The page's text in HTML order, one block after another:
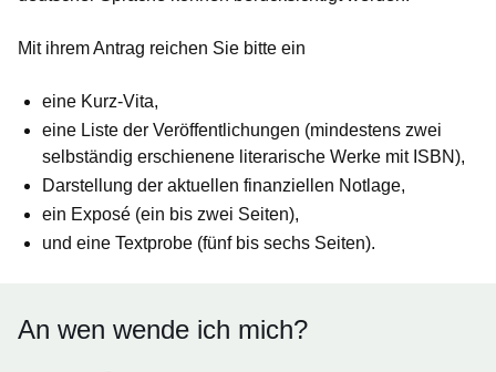
Mit ihrem Antrag reichen Sie bitte ein
eine Kurz-Vita,
eine Liste der Veröffentlichungen (mindestens zwei
selbständig erschienene literarische Werke mit ISBN),
Darstellung der aktuellen finanziellen Notlage,
ein Exposé (ein bis zwei Seiten),
und eine Textprobe (fünf bis sechs Seiten).
An wen wende ich mich?